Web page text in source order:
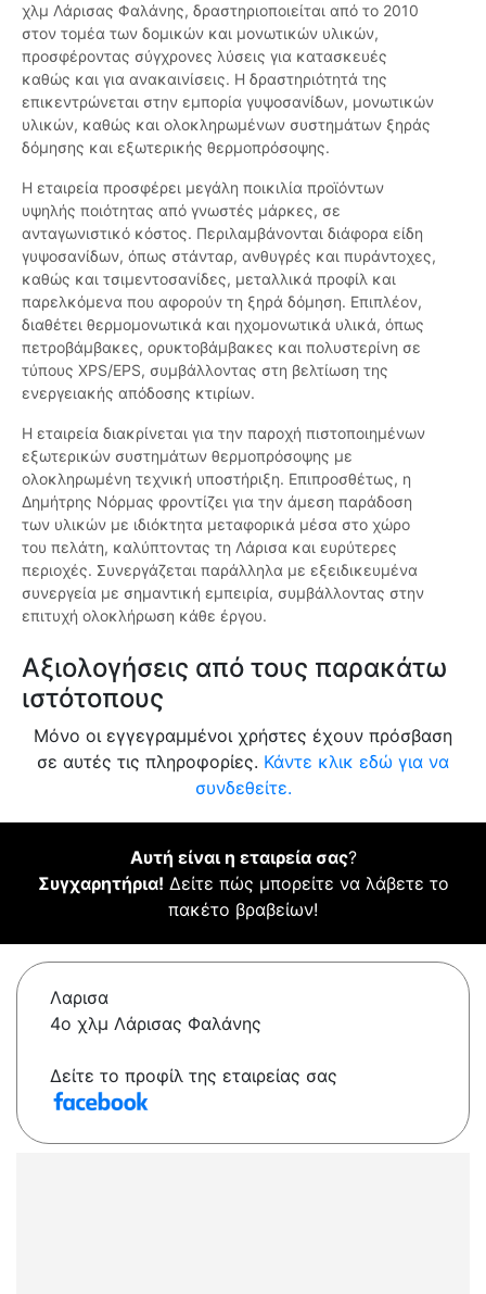
χλμ Λάρισας Φαλάνης, δραστηριοποιείται από το 2010
στον τομέα των δομικών και μονωτικών υλικών,
προσφέροντας σύγχρονες λύσεις για κατασκευές
καθώς και για ανακαινίσεις. Η δραστηριότητά της
επικεντρώνεται στην εμπορία γυψοσανίδων, μονωτικών
υλικών, καθώς και ολοκληρωμένων συστημάτων ξηράς
δόμησης και εξωτερικής θερμοπρόσοψης.
Η εταιρεία προσφέρει μεγάλη ποικιλία προϊόντων
υψηλής ποιότητας από γνωστές μάρκες, σε
ανταγωνιστικό κόστος. Περιλαμβάνονται διάφορα είδη
γυψοσανίδων, όπως στάνταρ, ανθυγρές και πυράντοχες,
καθώς και τσιμεντοσανίδες, μεταλλικά προφίλ και
παρελκόμενα που αφορούν τη ξηρά δόμηση. Επιπλέον,
διαθέτει θερμομονωτικά και ηχομονωτικά υλικά, όπως
πετροβάμβακες, ορυκτοβάμβακες και πολυστερίνη σε
τύπους XPS/EPS, συμβάλλοντας στη βελτίωση της
ενεργειακής απόδοσης κτιρίων.
Η εταιρεία διακρίνεται για την παροχή πιστοποιημένων
εξωτερικών συστημάτων θερμοπρόσοψης με
ολοκληρωμένη τεχνική υποστήριξη. Επιπροσθέτως, η
Δημήτρης Νόρμας φροντίζει για την άμεση παράδοση
των υλικών με ιδιόκτητα μεταφορικά μέσα στο χώρο
του πελάτη, καλύπτοντας τη Λάρισα και ευρύτερες
περιοχές. Συνεργάζεται παράλληλα με εξειδικευμένα
συνεργεία με σημαντική εμπειρία, συμβάλλοντας στην
επιτυχή ολοκλήρωση κάθε έργου.
Αξιολογήσεις από τους παρακάτω
ιστότοπους
Μόνο οι εγγεγραμμένοι χρήστες έχουν πρόσβαση
σε αυτές τις πληροφορίες. Κάντε κλικ εδώ για να
συνδεθείτε.
Αυτή είναι η εταιρεία σας?
Συγχαρητήρια! Δείτε πώς μπορείτε να λάβετε το
πακέτο βραβείων!
Λαρισα
4ο χλμ Λάρισας Φαλάνης
Δείτε το προφίλ της εταιρείας σας